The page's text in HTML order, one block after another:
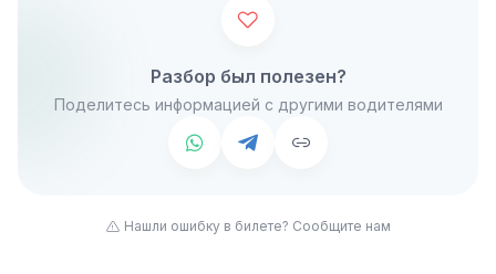
Разбор был полезен?
Поделитесь информацией с другими водителями
Нашли ошибку в билете? Сообщите нам